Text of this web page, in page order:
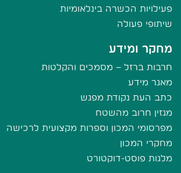
פעילויות הכשרה בינלאומיות
שיתופי פעולה
מחקר ומידע
חרבות ברזל – מסמכים והקלטות
מאגר מידע
כתב העת נקודת מפגש
מגזין חרוב מהשטח
מפרסומי המכון וספרות מקצועית לרכישה
מחקרי המכון
מלגות פוסט-דוקטורט